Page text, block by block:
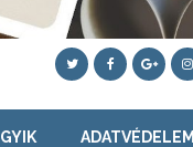
GYIK ADATVÉDELEM